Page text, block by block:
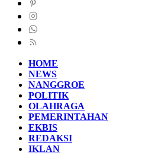
HOME
NEWS
NANGGROE
POLITIK
OLAHRAGA
PEMERINTAHAN
EKBIS
REDAKSI
IKLAN